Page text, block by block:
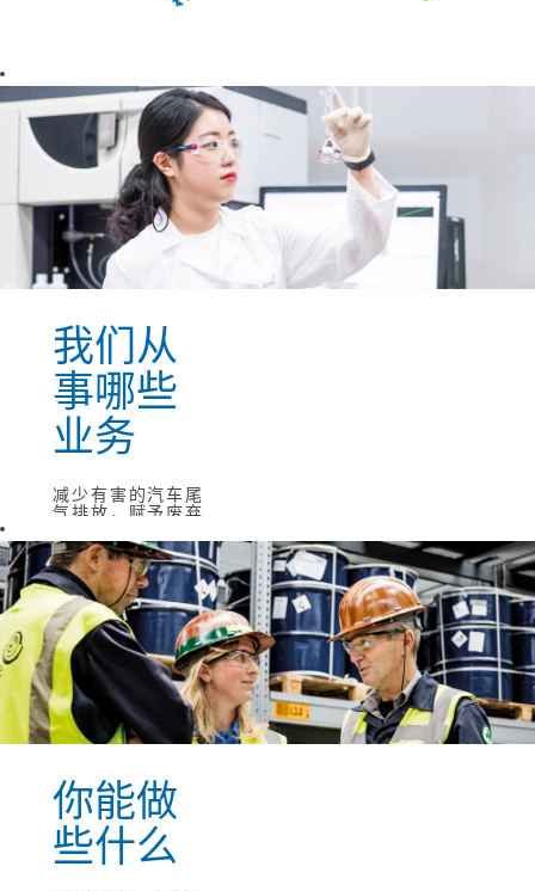
我们从
事哪些
业务
减少有害的汽车尾
气排放，赋予废弃
未来的汽车提供动
能。作为一家全球
材料科技集团，优
美科运用其专业知
识，提供日常生活
所必需的材料和解
决方案。
优美科希望成为一
家提供并创造基于
材料的解决方案的
领先企业，为人类
造福。为实现这一
回收、电气化和清
洁空气这三个领
域。
阅读更多
你能做
些什么